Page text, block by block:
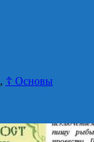
, ☦ Основы